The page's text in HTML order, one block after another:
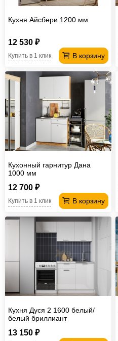
Кухня Айсбери 1200 мм
12 530 ₽
В корзину
Купить в 1 клик
Кухонный гарнитур Дана
1000 мм
12 700 ₽
В корзину
Купить в 1 клик
Кухня Дуся 2 1600 белый/
белый бриллиант
13 150 ₽